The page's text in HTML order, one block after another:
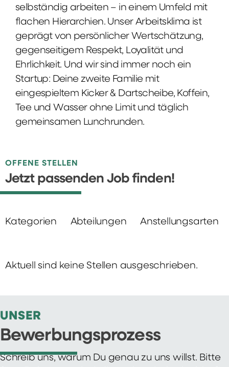
selbständig arbeiten – in einem Umfeld mit
flachen Hierarchien. Unser Arbeitsklima ist
geprägt von persönlicher Wertschätzung,
gegenseitigem Respekt, Loyalität und
Ehrlichkeit. Und wir sind immer noch ein
Startup: Deine zweite Familie mit
eingespieltem Kicker & Dartscheibe, Koffein,
Tee und Wasser ohne Limit und täglich
gemeinsamen Lunchrunden.
OFFENE STELLEN
Jetzt passenden Job finden!
Kategorien Abteilungen Anstellungsarten
Aktuell sind keine Stellen ausgeschrieben.
UNSER
Bewerbungsprozess
Schreib uns, warum Du genau zu uns willst. Bitte